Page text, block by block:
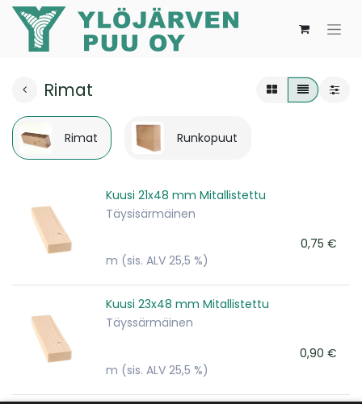
Rimat
Rimat Runkopuut
Kuusi 21x48 mm Mitallistettu
Täysisärmäinen
0,75 €
m (sis. ALV 25,5 %)
Kuusi 23x48 mm Mitallistettu
Täyssärmäinen
0,90 €
m (sis. ALV 25,5 %)